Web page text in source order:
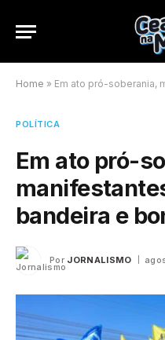
Home » Em ato pró-soberania,
POLÍTICA
Em ato pró-
bandeira e
Por JORNALISMO